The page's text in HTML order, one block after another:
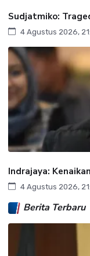
Sudjatmiko:
4 Agustus 2026,
Indrajaya:
4 Agustus 2026,
Berita Terbaru